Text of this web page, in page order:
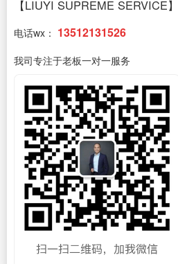
【LIUYI SUPREME SERVICE
电话wx： 13512131526
我司专注于老板一对一服务